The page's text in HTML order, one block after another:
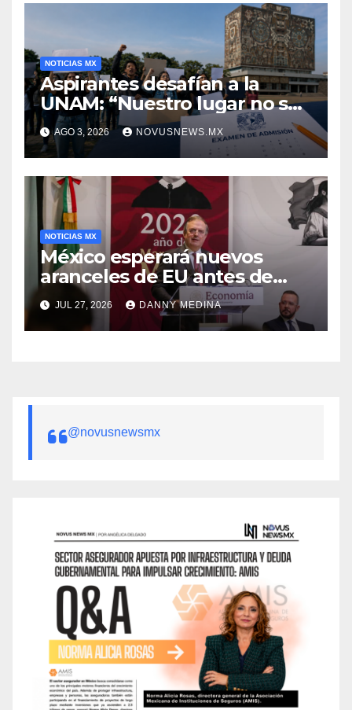
NOTICIAS MX
Aspirantes desafían a la
UNAM: “Nuestro lugar no se
negocia”
AGO 3, 2026 NOVUSNEWS.MX
NOTICIAS MX
México esperará nuevos
aranceles de EU antes de
volver a negociar el T-MEC:
Ebrard
JUL 27, 2026 DANNY MEDINA
@novusnewsmx